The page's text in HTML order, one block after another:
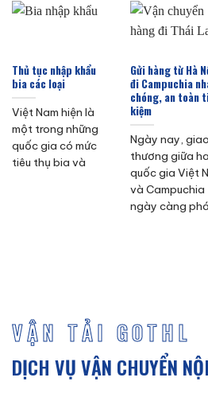
Thủ tục nhập khẩu
bia các loại
Việt Nam hiện là
một trong những
quốc gia có mức
tiêu thụ bia và
Gửi hàng từ Hà
đi Campuchia
chóng, an toàn
kiệm
Ngày nay, giao
thương giữa
quốc gia Việt
và Campuchia
ngày càng
VẬN TẢI GOTHL
DỊCH VỤ VẬN CHUYỂN